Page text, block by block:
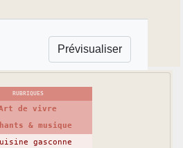
RUBRIQUES
de vivre
& musique
gasconne